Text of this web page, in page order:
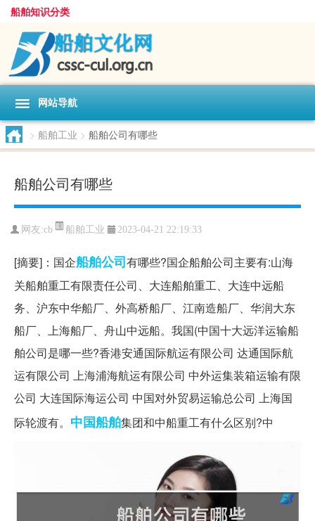
船舶知识分类
网站导航
> 船舶工业 > 船舶公司有哪些
船舶公司有哪些
网友:cb 船舶工业 2023-04-21 22:19:33
[摘要]：国企船舶公司有哪些?国企船舶公司主要有:山海
关船舶重工有限责任公司、大连船舶重工、大连中远船
务、沪东中华船厂、外高桥船厂、江南造船厂、华润大东
船厂、上海船厂、舟山中远船。我国(中国十大远洋运输船
舶公司是哪一些?香港安通国际航运有限公司 达通国际航
运有限公司 上海浦海航运有限公司 中外运集装箱运输有限
公司 大连国际海运公司 中国对外贸易运输总公司 上海国
际轮渡有。 中国船舶集团和中船重工有什么区别?中